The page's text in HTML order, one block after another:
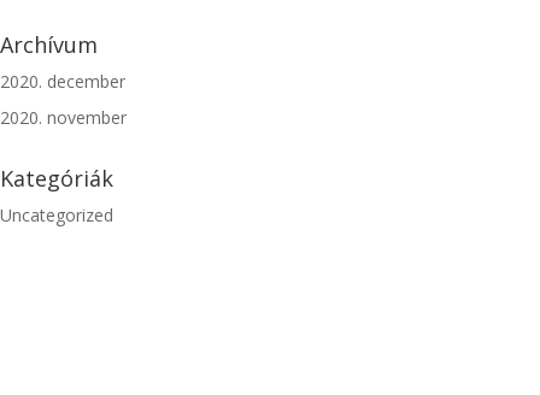
Archívum
2020. december
2020. november
Kategóriák
Uncategorized